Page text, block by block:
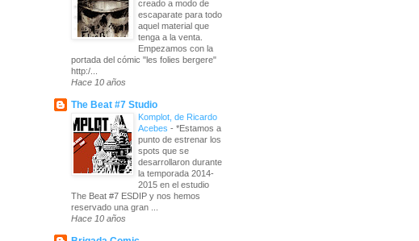
creado a modo de
escaparate para todo
aquel material que
tenga a la venta.
Empezamos con la
portada del cómic "les folies bergere"
http:/...
Hace 10 años
The Beat #7 Studio
Komplot, de Ricardo
Acebes - *Estamos a
punto de estrenar los
spots que se
desarrollaron durante
la temporada 2014-
2015 en el estudio
The Beat #7 ESDIP y nos hemos
reservado una gran ...
Hace 10 años